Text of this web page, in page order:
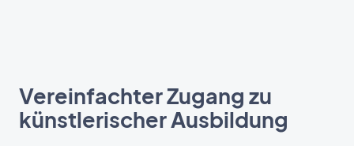
Vereinfachter Zugang zu
künstlerischer Ausbildung